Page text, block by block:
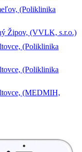
(Poliklinika
Žipov, (VVLK, s.r.o.)
(Poliklinika
(Poliklinika
(MEDMIH,